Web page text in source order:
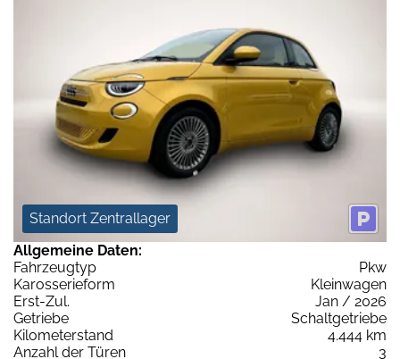
Standort Zentrallager
Allgemeine Daten:
Fahrzeugtyp
Pkw
Karosserieform
Kleinwagen
Erst-Zul.
Jan / 2026
Getriebe
Schaltgetriebe
Kilometerstand
4.444 km
Anzahl der Türen
3